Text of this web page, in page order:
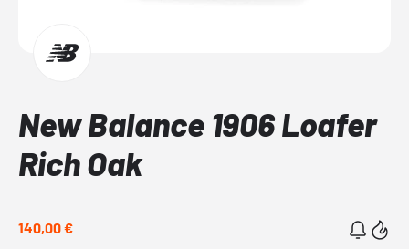
New Balance 1906 Loafer
Rich Oak
140,00 €